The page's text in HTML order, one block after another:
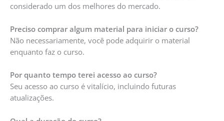
considerado um dos melhores do mercado.
Preciso comprar algum material para iniciar o curso?
Não necessariamente, você pode adquirir o material
enquanto faz o curso.
Por quanto tempo terei acesso ao curso?
Seu acesso ao curso é vitalício, incluindo futuras
atualizações.